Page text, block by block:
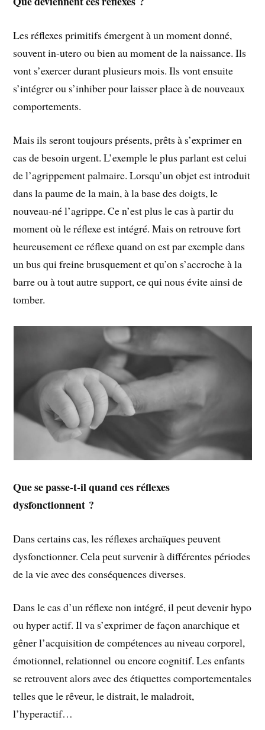
Les réflexes primitifs émergent à un moment donné,
souvent in-utero ou bien au moment de la naissance. Ils
vont s’exercer durant plusieurs mois. Ils vont ensuite
s’intégrer ou s’inhiber pour laisser place à de nouveaux
comportements.
Mais ils seront toujours présents, prêts à s’exprimer en
cas de besoin urgent. L’exemple le plus parlant est celui
de l’agrippement palmaire. Lorsqu’un objet est introduit
dans la paume de la main, à la base des doigts, le
nouveau-né l’agrippe. Ce n’est plus le cas à partir du
moment où le réflexe est intégré. Mais on retrouve fort
heureusement ce réflexe quand on est par exemple dans
un bus qui freine brusquement et qu’on s’accroche à la
barre ou à tout autre support, ce qui nous évite ainsi de
tomber.
Que se passe-t-il quand ces réflexes
dysfonctionnent ?
Dans certains cas, les réflexes archaïques peuvent
dysfonctionner. Cela peut survenir à différentes périodes
de la vie avec des conséquences diverses.
Dans le cas d’un réflexe non intégré, il peut devenir hypo
ou hyper actif. Il va s’exprimer de façon anarchique et
gêner l’acquisition de compétences au niveau corporel,
émotionnel, relationnel ou encore cognitif. Les enfants
se retrouvent alors avec des étiquettes comportementales
telles que le rêveur, le distrait, le maladroit,
l’hyperactif…